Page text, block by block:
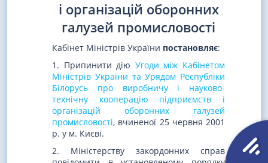
і організацій оборонних
галузей промисловості
Кабінет Міністрів України постановляє:
1. Припинити дію Угоди між Кабінетом
Міністрів України та Урядом Республіки
Білорусь про виробничу і науково-
технічну кооперацію підприємств і
організацій оборонних галузей
промисловості, вчиненої 25 червня 2001
р. у м. Києві.
2. Міністерству закордонних справ